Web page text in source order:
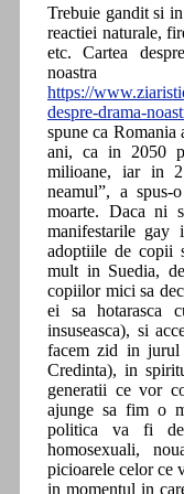
Trebuie gandit si
reactiei naturale,
etc. Cartea
https://
despre-drama-
spune ca
ani, ca in 2050
milioane, iar in
neamul”, a
moarte. Daca ni
manifestarile gay
adoptiile de copii
mult in Suedia,
copiilor mici sa
ei sa hotarasca
insuseasca), si
facem zid in jurul
Credinta), in
generatii ce vor
ajunge sa fim o
politica va fi
homosexuali,
picioarele celor ce
in momentul in